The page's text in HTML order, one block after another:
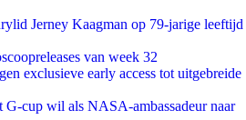
Jerney Kaagman op 79-jarige leeftijd
van week 32
exclusieve early access tot uitgebreide
G-cup wil als NASA-ambassadeur naar